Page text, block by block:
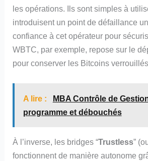
les opérations. Ils sont simples à
introduisent un point de défaillance
confiance à cet opérateur pour
WBTC, par exemple, repose sur le
pour conserver les Bitcoins
A lire :
MBA Contrôle de
programme et débouchés
À l’inverse, les bridges “Trustless”
fonctionnent de manière autonome